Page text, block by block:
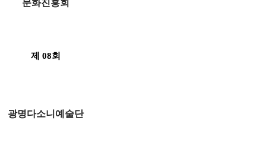
문화진흥회
제 08회
광명다소니예술단